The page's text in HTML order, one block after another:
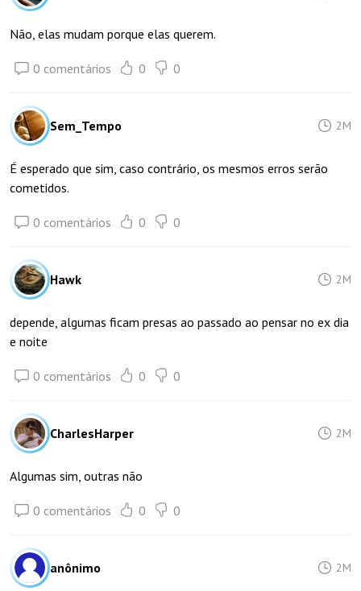
Não, elas mudam porque elas querem.
0 comentários 0 0
Sem_Tempo 2M
É esperado que sim, caso contrário, os mesmos erros serão
cometidos.
0 comentários 0 0
Hawk 2M
depende, algumas ficam presas ao passado ao pensar no ex dia
e noite
0 comentários 0 0
CharlesHarper 2M
Algumas sim, outras não
0 comentários 0 0
anônimo 2M